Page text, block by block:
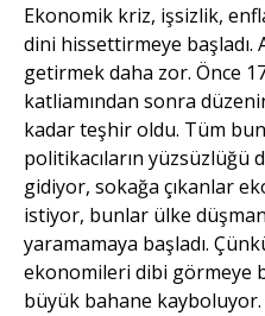
Ekonomik kriz, işsizlik,
dini hissettirmeye başladı.
getirmek daha zor. Önce
katliamından sonra
kadar teşhir oldu. Tüm
politikacıların yüzsüzlüğü
gidiyor, sokağa çıkanlar
istiyor, bunlar ülke
yaramamaya başladı.
ekonomileri dibi görmeye
büyük bahane kayboluyor.